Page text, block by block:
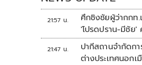
21:57 น.
ศึกชิงชัยผู้ว่ากกท
'โปรดปราน-มีชั
21:47 น.
ปากีสถานจำกัดก
ต่างประเทศนอก